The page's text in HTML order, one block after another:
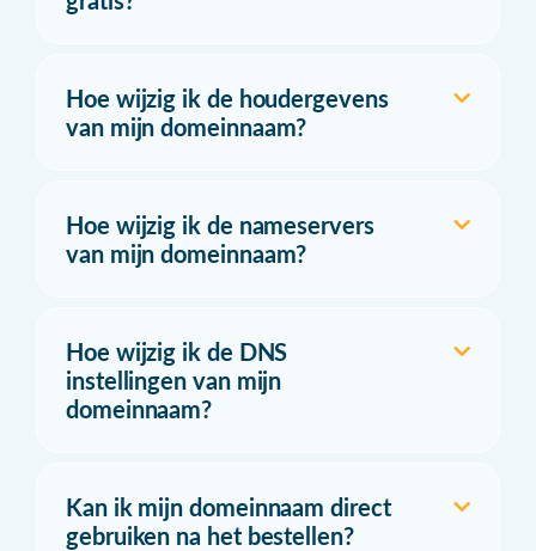
Hoe wijzig ik de houdergevens
van mijn domeinnaam?
Hoe wijzig ik de nameservers
van mijn domeinnaam?
Hoe wijzig ik de DNS
instellingen van mijn
domeinnaam?
Kan ik mijn domeinnaam direct
gebruiken na het bestellen?